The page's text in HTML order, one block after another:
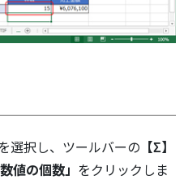
選択し、ツールバーの 【Σ】
値の個数」 をクリックしま